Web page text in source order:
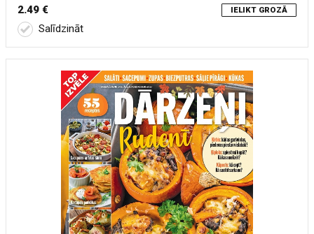
2.49 € IELIKT GROZĀ
Salīdzināt